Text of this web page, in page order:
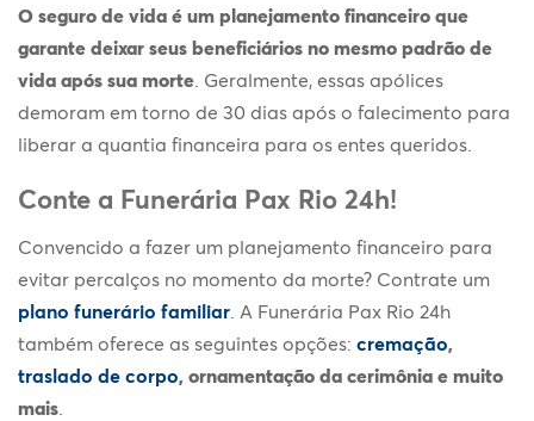
O seguro de vida é um planejamento financeiro que
garante deixar seus beneficiários no mesmo padrão de
vida após sua morte . Geralmente, essas apólices
demoram em torno de 30 dias após o falecimento para
liberar a quantia financeira para os entes queridos.
Conte a Funerária Pax Rio 24h!
Convencido a fazer um planejamento financeiro para
evitar percalços no momento da morte? Contrate um
plano funerário familiar . A Funerária Pax Rio 24h
também oferece as seguintes opções: cremação,
traslado de corpo, ornamentação da cerimônia e muito
mais